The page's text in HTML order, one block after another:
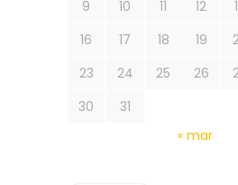
9 10 11 12
16
17 18 19
23
24 25 26
30
31
« mar